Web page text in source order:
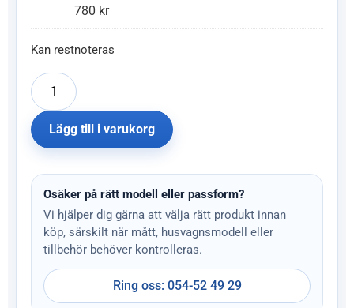
780 kr
Kan restnoteras
Lägg till i varukorg
Osäker på rätt modell eller passform?
Vi hjälper dig gärna att välja rätt produkt innan
köp, särskilt när mått, husvagnsmodell eller
tillbehör behöver kontrolleras.
Ring oss: 054-52 49 29